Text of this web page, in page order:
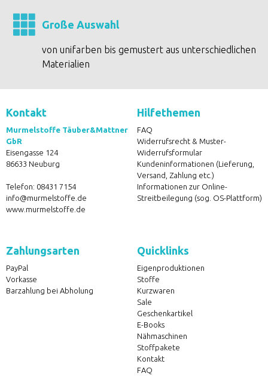
Große Auswahl
von unifarben bis gemustert aus unterschiedlichen
Materialien
Kontakt
Murmelstoffe Täuber&Mattner
GbR
Eisengasse 124
86633 Neuburg
Telefon: 08431 7154
info@murmelstoffe.de
www.murmelstoffe.de
Hilfethemen
FAQ
Widerrufsrecht & Muster-
Widerrufsformular
Kundeninformationen (Lieferung,
Versand, Zahlung etc.)
Informationen zur Online-
Streitbeilegung (sog. OS-Plattform)
Zahlungsarten
PayPal
Vorkasse
Barzahlung bei Abholung
Quicklinks
Eigenproduktionen
Stoffe
Kurzwaren
Sale
Geschenkartikel
E-Books
Nähmaschinen
Stoffpakete
Kontakt
FAQ